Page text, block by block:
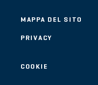
MAPPA DEL SITO
PRIVACY
COOKIE